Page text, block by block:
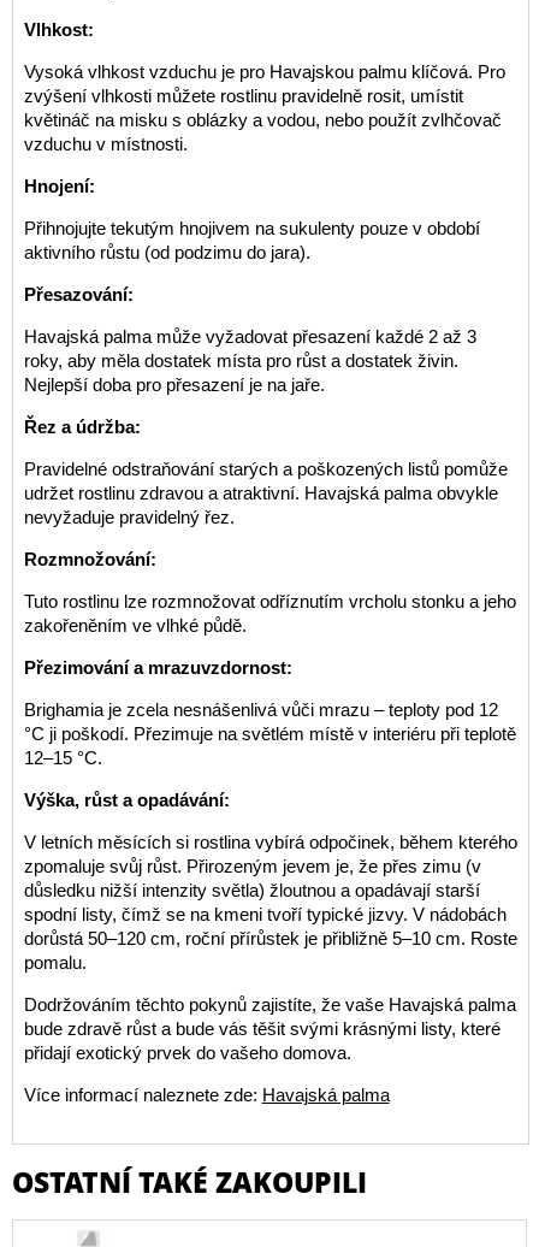
Vlhkost:
Vysoká vlhkost vzduchu je pro Havajskou palmu klíčová. Pro
zvýšení vlhkosti můžete rostlinu pravidelně rosit, umístit
květináč na misku s oblázky a vodou, nebo použít zvlhčovač
vzduchu v místnosti.
Hnojení:
Přihnojujte tekutým hnojivem na sukulenty pouze v období
aktivního růstu (od podzimu do jara).
Přesazování:
Havajská palma může vyžadovat přesazení každé 2 až 3
roky, aby měla dostatek místa pro růst a dostatek živin.
Nejlepší doba pro přesazení je na jaře.
Řez a údržba:
Pravidelné odstraňování starých a poškozených listů pomůže
udržet rostlinu zdravou a atraktivní. Havajská palma obvykle
nevyžaduje pravidelný řez.
Rozmnožování:
Tuto rostlinu lze rozmnožovat odříznutím vrcholu stonku a jeho
zakořeněním ve vlhké půdě.
Přezimování a mrazuvzdornost:
Brighamia je zcela nesnášenlivá vůči mrazu – teploty pod 12
°C ji poškodí. Přezimuje na světlém místě v interiéru při teplotě
12–15 °C.
Výška, růst a opadávání:
V letních měsících si rostlina vybírá odpočinek, během kterého
zpomaluje svůj růst. Přirozeným jevem je, že přes zimu (v
důsledku nižší intenzity světla) žloutnou a opadávají starší
spodní listy, čímž se na kmeni tvoří typické jizvy. V nádobách
dorůstá 50–120 cm, roční přírůstek je přibližně 5–10 cm. Roste
pomalu.
Dodržováním těchto pokynů zajistíte, že vaše Havajská palma
bude zdravě růst a bude vás těšit svými krásnými listy, které
přidají exotický prvek do vašeho domova.
Více informací naleznete zde: Havajská palma
OSTATNÍ TAKÉ ZAKOUPILI